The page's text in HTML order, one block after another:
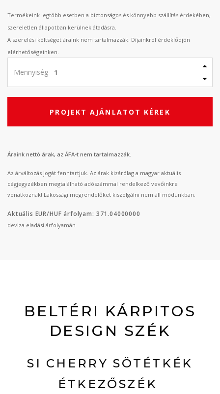
Termékeink legtöbb esetben a biztonságos és könnyebb szállítás érdekében,
szereletlen állapotban kerülnek átadásra.
A szerelési költséget áraink nem tartalmazzák. Díjainkról érdeklődjön
elérhetőségeinken.
Mennyiség
PROJEKT AJÁNLATOT KÉREK
Áraink nettó árak, az ÁFA-t nem tartalmazzák.
Az árváltozás jogát fenntartjuk. Az árak kizárólag a magyar aktuális
cégjegyzékben megtalálható adószámmal rendelkező vevőinkre
vonatkoznak! Lakossági megrendelőket kiszolgálni nem áll módunkban.
Aktuális EUR/HUF árfolyam: 371.04000000
deviza eladási árfolyamán
BELTÉRI KÁRPITOS
DESIGN SZÉK
SI CHERRY SÖTÉTKÉK
ÉTKEZŐSZÉK